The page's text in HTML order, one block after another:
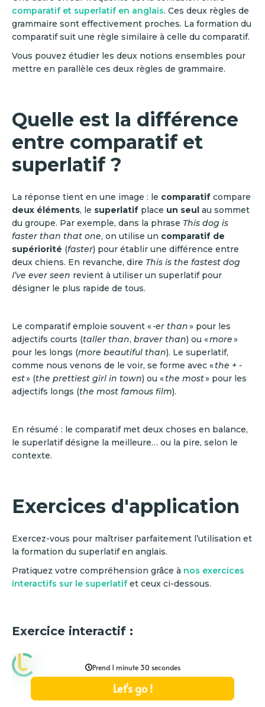
comparatif et superlatif en anglais. Ces deux règles de
grammaire sont effectivement proches. La formation du
comparatif suit une règle similaire à celle du comparatif.
Vous pouvez étudier les deux notions ensembles pour
mettre en parallèle ces deux règles de grammaire.
Quelle est la différence
entre comparatif et
superlatif ?
La réponse tient en une image : le comparatif compare
deux éléments, le superlatif place un seul au sommet
du groupe. Par exemple, dans la phrase This dog is
faster than that one, on utilise un comparatif de
supériorité (faster) pour établir une différence entre
deux chiens. En revanche, dire This is the fastest dog
I’ve ever seen revient à utiliser un superlatif pour
désigner le plus rapide de tous.
Le comparatif emploie souvent «-er than» pour les
adjectifs courts (taller than, braver than) ou «more»
pour les longs (more beautiful than). Le superlatif,
comme nous venons de le voir, se forme avec «the + -
est» (the prettiest girl in town) ou «the most» pour les
adjectifs longs (the most famous film).
En résumé : le comparatif met deux choses en balance,
le superlatif désigne la meilleure… ou la pire, selon le
contexte.
Exercices d'application
Exercez-vous pour maîtriser parfaitement l’utilisation et
la formation du superlatif en anglais.
Pratiquez votre compréhension grâce à nos exercices
interactifs sur le superlatifet ceux ci-dessous.
Exercice interactif :